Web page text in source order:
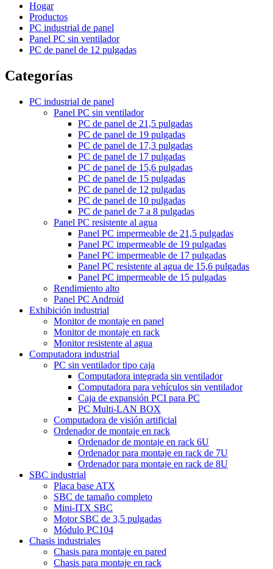
Hogar
Productos
PC industrial de panel
Panel PC sin ventilador
PC de panel de 12 pulgadas
Categorías
PC industrial de panel
Panel PC sin ventilador
PC de panel de 21,5 pulgadas
PC de panel de 19 pulgadas
PC de panel de 17,3 pulgadas
PC de panel de 17 pulgadas
PC de panel de 15,6 pulgadas
PC de panel de 15 pulgadas
PC de panel de 12 pulgadas
PC de panel de 10 pulgadas
PC de panel de 7 a 8 pulgadas
Panel PC resistente al agua
Panel PC impermeable de 21,5 pulgadas
Panel PC impermeable de 19 pulgadas
Panel PC impermeable de 17 pulgadas
Panel PC resistente al agua de 15,6 pulgadas
Panel PC impermeable de 15 pulgadas
Rendimiento alto
Panel PC Android
Exhibición industrial
Monitor de montaje en panel
Monitor de montaje en rack
Monitor resistente al agua
Computadora industrial
PC sin ventilador tipo caja
Computadora integrada sin ventilador
Computadora para vehículos sin ventilador
Caja de expansión PCI para PC
PC Multi-LAN BOX
Computadora de visión artificial
Ordenador de montaje en rack
Ordenador de montaje en rack 6U
Ordenador para montaje en rack de 7U
Ordenador para montaje en rack de 8U
SBC industrial
Placa base ATX
SBC de tamaño completo
Mini-ITX SBC
Motor SBC de 3,5 pulgadas
Módulo PC104
Chasis industriales
Chasis para montaje en pared
Chasis para montaje en rack